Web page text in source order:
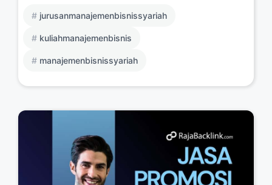
jurusanmanajemenbisnissyariah
kuliahmanajemenbisnis
manajemenbisnissyariah